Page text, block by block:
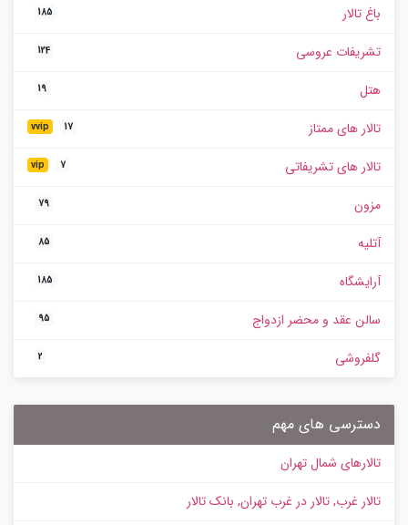
باغ تالار 185
تشریفات عروسی 124
هتل 19
تالار های ممتاز vvip 17
تالار های تشریفاتی vip 7
مزون 79
آتلیه 85
آرایشگاه 185
سالن عقد و محضر ازدواج 95
گلفروشی 2
دسترسی های مهم
تالارهای شمال تهران
تالار غرب, تالار در غرب تهران, بانک تالار